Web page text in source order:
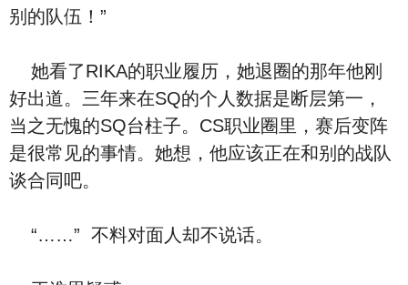
别的队伍！”
她看了RIKA的职业履历，她退圈的那年他刚
好出道。三年来在SQ的个人数据是断层第一，
当之无愧的SQ台柱子。CS职业圈里，赛后变阵
是很常见的事情。她想，他应该正在和别的战队
谈合同吧。
“……” 不料对面人却不说话。